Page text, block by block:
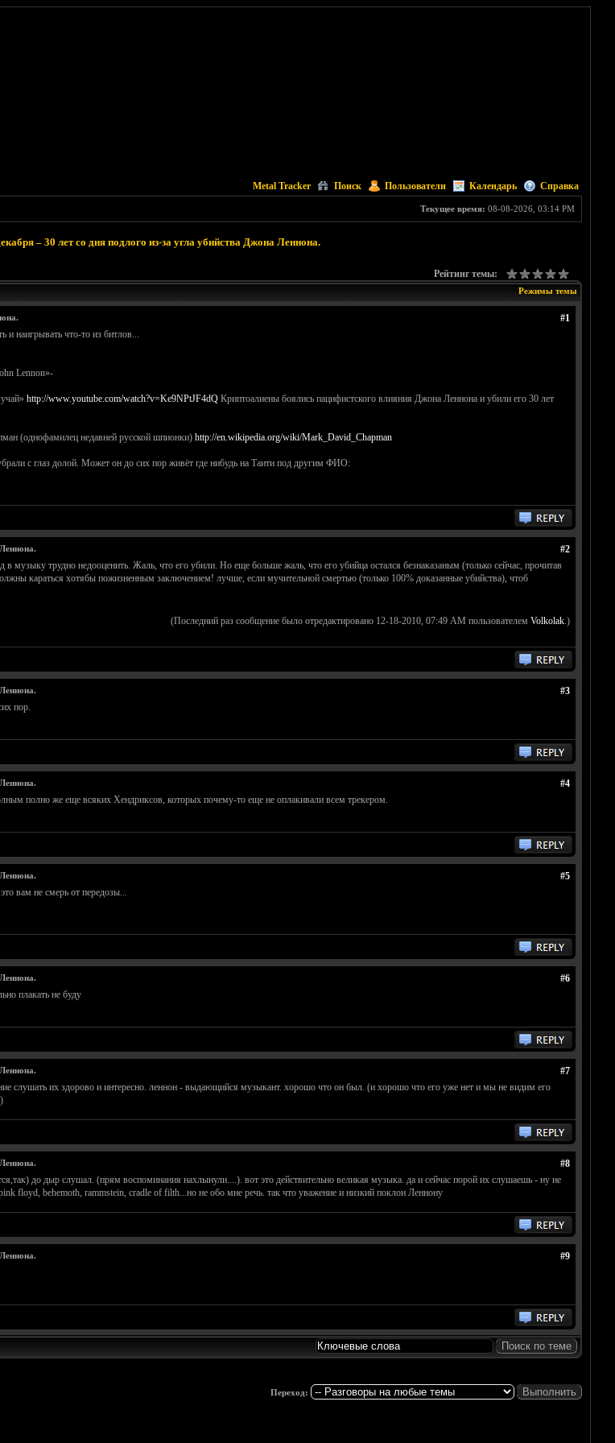
Metal Tracker Поиск Пользователи Календарь Справка
Текущее время: 08-08-2026, 03:14 PM
– 30 лет со дня подлого из-за угла убийства Джона Леннона.
Рейтинг темы:
Режимы темы
#1
наигрывать что-то из битлов...
Lennon»-
http://www.youtube.com/watch?v=Ke9NPtJF4dQКриптоалиены боялись пацифистского влияния Джона Леннона и убили его 30 лет
(однофамилец недавней русской шпионки) http://en.wikipedia.org/wiki/Mark_David_Chapman
с глаз долой. Может он до сих пор живёт где нибудь на Таити под другим ФИО:
#2
трудно недооценить. Жаль, что его убили. Но еще больше жаль, что его убийца остался безнаказаным (только сейчас, прочитав
караться хотябы пожизненным заключением! лучше, если мучительной смертью (только 100% доказанные убийства), чтоб
(Последний раз сообщение было отредактировано 12-18-2010, 07:49 AM пользователем Volkolak.)
#3
пор.
#4
полно же еще всяких Хендриксов, которых почему-то еще не оплакивали всем трекером.
#5
вам не смерь от передозы...
#6
плакать не буду
#7
слушать их здорово и интересно. леннон - выдающийся музыкант. хорошо что он был. (и хорошо что его уже нет и мы не видим его
#8
до дыр слушал. (прям воспоминания нахлынули....). вот это действительно великая музыка. да и сейчас порой их слушаешь - ну не
floyd, behemoth, rammstein, cradle of filth...но не обо мне речь. так что уважение и низкий поклон Леннону
#9
Переход: